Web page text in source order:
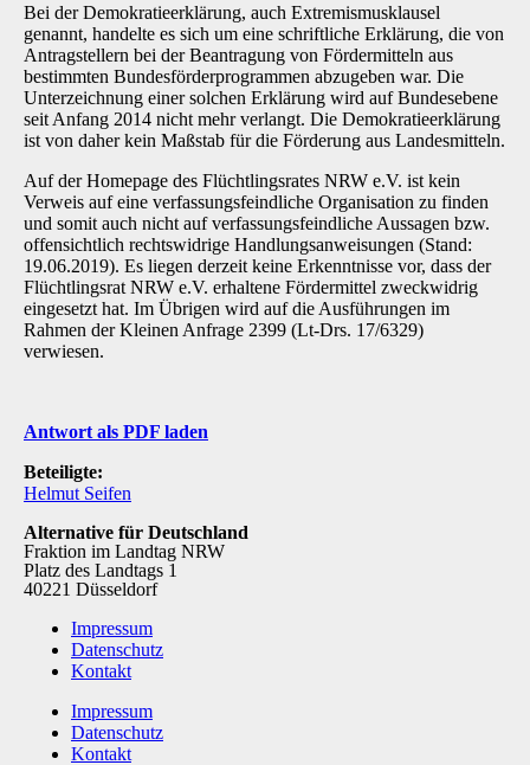
Bei der Demokratieerklärung, auch Extremismusklausel
genannt, handelte es sich um eine schriftliche Erklärung, die von
Antragstellern bei der Beantragung von Fördermitteln aus
bestimmten Bundesförderprogrammen abzugeben war. Die
Unterzeichnung einer solchen Erklärung wird auf Bundesebene
seit Anfang 2014 nicht mehr verlangt. Die Demokratieerklärung
ist von daher kein Maßstab für die Förderung aus Landesmitteln.
Auf der Homepage des Flüchtlingsrates NRW e.V. ist kein
Verweis auf eine verfassungsfeindliche Organisation zu finden
und somit auch nicht auf verfassungsfeindliche Aussagen bzw.
offensichtlich rechtswidrige Handlungsanweisungen (Stand:
19.06.2019). Es liegen derzeit keine Erkenntnisse vor, dass der
Flüchtlingsrat NRW e.V. erhaltene Fördermittel zweckwidrig
eingesetzt hat. Im Übrigen wird auf die Ausführungen im
Rahmen der Kleinen Anfrage 2399 (Lt-Drs. 17/6329)
verwiesen.
Antwort als PDF laden
Beteiligte:
Helmut Seifen
Alternative für Deutschland
Fraktion im Landtag NRW
Platz des Landtags 1
40221 Düsseldorf
Impressum
Datenschutz
Kontakt
Impressum
Datenschutz
Kontakt